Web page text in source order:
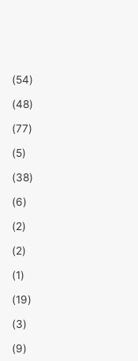
(54)
(48)
(77)
(5)
(38)
(6)
(2)
(2)
(1)
(19)
(3)
(9)